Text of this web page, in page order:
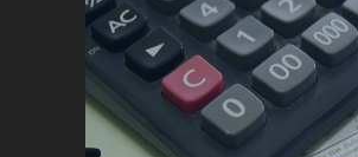
日本のセカンダリーマーケッ
って極めて魅力的な環境です
ことができ、長期的な資産形成
また、日本企業はイノベーシ
広い分野で、世界をリードす